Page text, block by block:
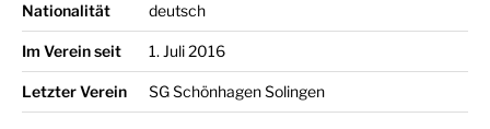
Nationalität deutsch
Im Verein seit 1. Juli 2016
Letzter Verein SG Schönhagen Solingen